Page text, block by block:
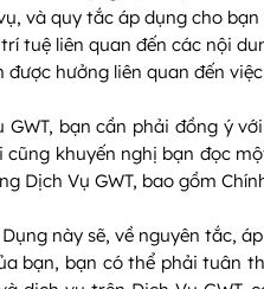
và quy tắc áp dụng cho
trí tuệ liên quan đến các nội
được hưởng liên quan đến
GWT, bạn cần phải đồng ý
khuyến nghị bạn đọc
Dịch Vụ GWT, bao gồm
này sẽ, về nguyên tắc,
bạn, bạn có thể phải tuân